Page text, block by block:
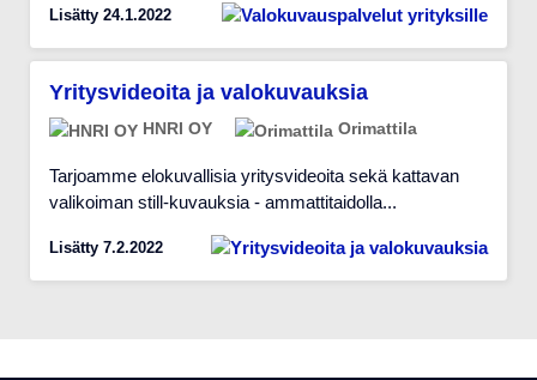
Lisätty 24.1.2022
Yritysvideoita ja valokuvauksia
HNRI OY Orimattila
Tarjoamme elokuvallisia yritysvideoita sekä kattavan
valikoiman still-kuvauksia - ammattitaidolla...
Lisätty 7.2.2022